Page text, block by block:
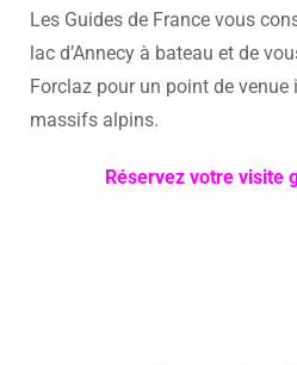
Les Guides de France vous
lac d’Annecy à bateau et de
Forclaz pour un point de venue
massifs alpins.
Réservez votre visite